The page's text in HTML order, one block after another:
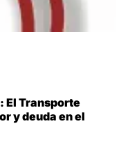
El Transporte
y deuda en el